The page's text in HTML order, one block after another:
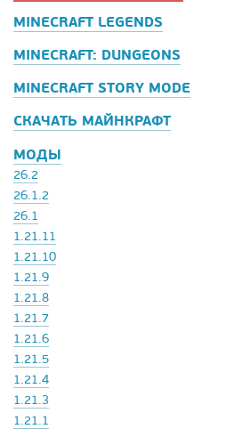
MINECRAFT LEGENDS
MINECRAFT: DUNGEONS
MINECRAFT STORY MODE
СКАЧАТЬ МАЙНКРАФТ
МОДЫ
26.2
26.1.2
26.1
1.21.11
1.21.10
1.21.9
1.21.8
1.21.7
1.21.6
1.21.5
1.21.4
1.21.3
1.21.1